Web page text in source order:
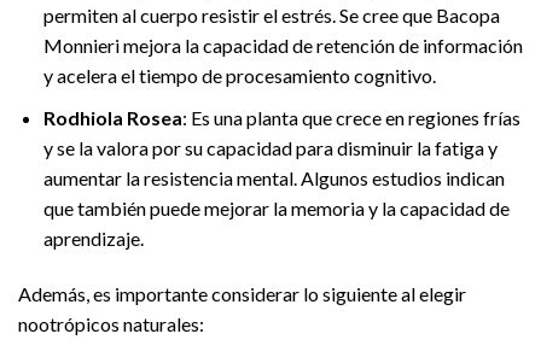
permiten al cuerpo resistir el estrés. Se cree que Bacopa
Monnieri mejora la capacidad de retención de información
y acelera el tiempo de procesamiento cognitivo.
Rodhiola Rosea: Es una planta que crece en regiones frías
y se la valora por su capacidad para disminuir la fatiga y
aumentar la resistencia mental. Algunos estudios indican
que también puede mejorar la memoria y la capacidad de
aprendizaje.
Además, es importante considerar lo siguiente al elegir
nootrópicos naturales: